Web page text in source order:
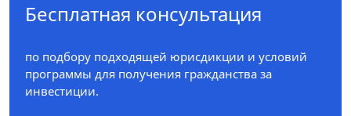
Бесплатная консультация
по подбору подходящей юрисдикции и условий
программы для получения гражданства за
инвестиции.